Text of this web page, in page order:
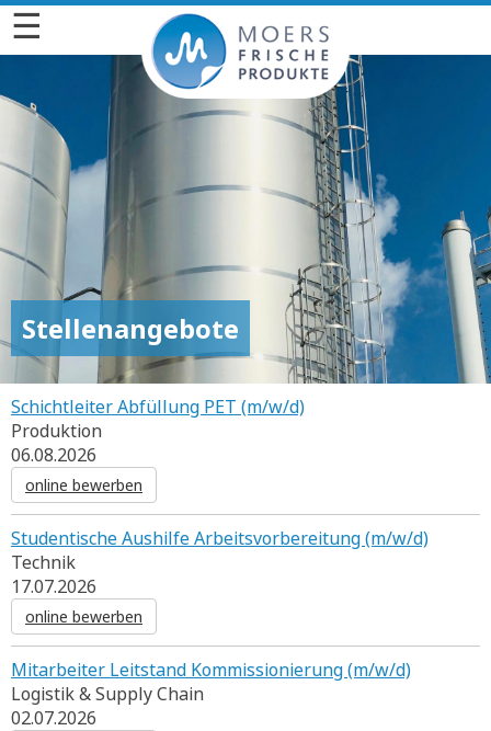
☰
Stellenangebote
Schichtleiter Abfüllung PET (m/w/d)
Produktion
06.08.2026
online bewerben
Studentische Aushilfe Arbeitsvorbereitung (m/w/d)
Technik
17.07.2026
online bewerben
Mitarbeiter Leitstand Kommissionierung (m/w/d)
Logistik & Supply Chain
02.07.2026